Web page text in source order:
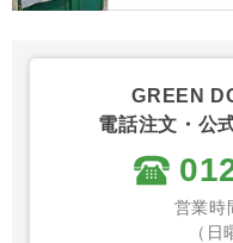
GREEN
電話注文・公
営業時
（日